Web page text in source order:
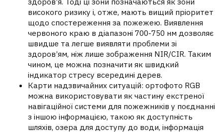
високого ризику і, отже, мають вищий пріоритет
щодо спостереження за пожежею. Виявлення
червоного краю в діапазоні 700-750 нм дозволяє
швидше та легше виявляти проблеми зі
здоров’ям, ніж лише зображення NIR/CIR. Таким
чином, це можна позначити як швидкий
індикатор стресу всередині дерев.
Карти надзвичайних ситуацій: ортофото RGB
можна використовувати як частину екстреної
навігаційної системи для пожежників у поєднанні
з іншою інформацією, такою як доступність
шляхів, озера для доступу до води, інформація